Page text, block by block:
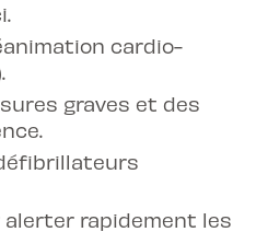
cardio-
graves et des
alerter rapidement les